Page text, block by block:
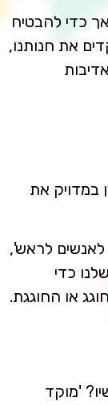
כדי להבטיח
את חנותנו,
במדויק את
לאנשים לראש',
כדי
או החוגגת.
'מוקד